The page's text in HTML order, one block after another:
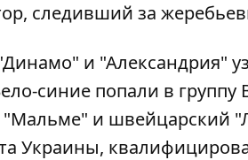
, следивший за
и "Александрия"
синие попали в группу
и швейцарский
Украины,